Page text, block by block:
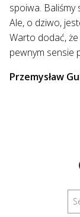
spoiwa. Baliśmy
Ale, o dziwo,
Warto dodać,
pewnym sensie
Przemysław